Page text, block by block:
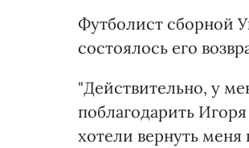
Футболист сборной
состоялось его
"Действительно, у
поблагодарить
хотели вернуть